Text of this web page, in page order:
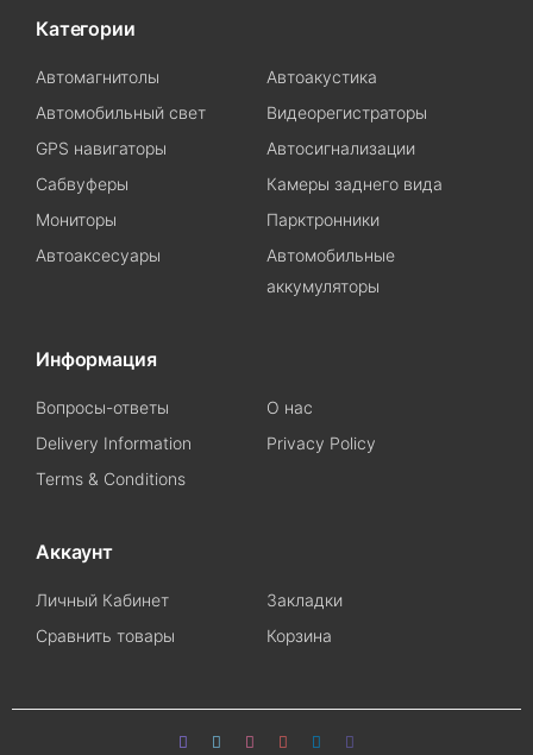
Категории
Автомагнитолы
Автоакустика
Автомобильный свет
Видеорегистраторы
GPS навигаторы
Автосигнализации
Сабвуферы
Камеры заднего вида
Мониторы
Парктронники
Автоаксесуары
Автомобильные
аккумуляторы
Информация
Вопросы-ответы
О нас
Delivery Information
Privacy Policy
Terms & Conditions
Аккаунт
Личный Кабинет
Закладки
Сравнить товары
Корзина